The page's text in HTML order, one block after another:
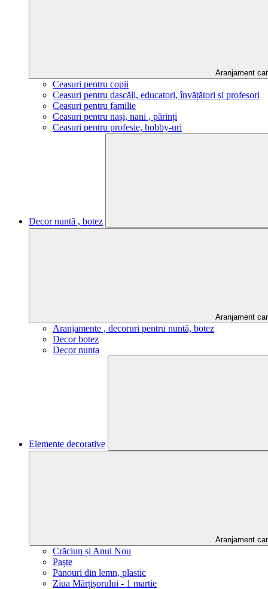
Aranjament
Ceasuri pentru copii
Ceasuri pentru dascăli, educatori, învățători și profesori
Ceasuri pentru familie
Ceasuri pentru nași, nani , părinți
Ceasuri pentru profesie, hobby-uri
Decor nuntă , botez
Aranjament
Aranjamente , decoruri pentru nuntă, botez
Decor botez
Decor nunta
Elemente decorative
Aranjament
Crăciun și Anul Nou
Paște
Panouri din lemn, plastic
Ziua Mărțișorului - 1 martie